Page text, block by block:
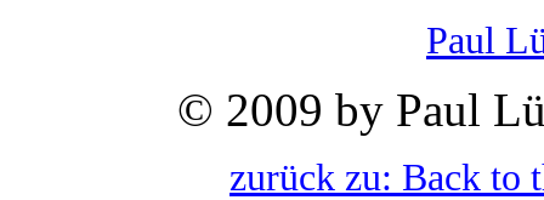
Paul
© 2009 by Paul
zurück zu: Back to